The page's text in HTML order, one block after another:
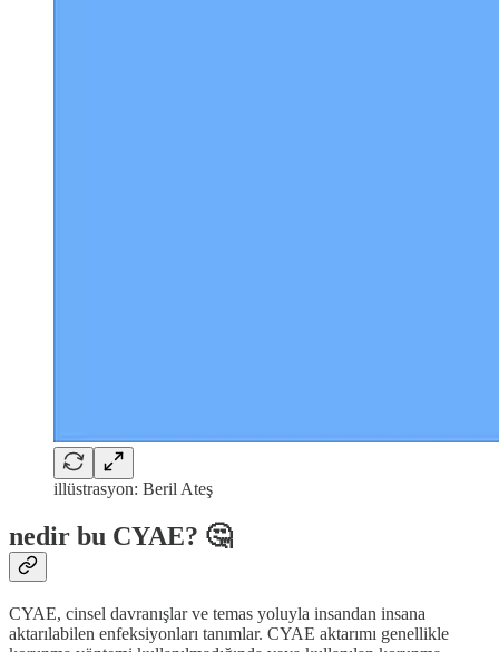
illüstrasyon: Beril Ateş
nedir bu CYAE? 🤔
CYAE, cinsel davranışlar ve temas yoluyla insandan insana
aktarılabilen enfeksiyonları tanımlar. CYAE aktarımı genellikle